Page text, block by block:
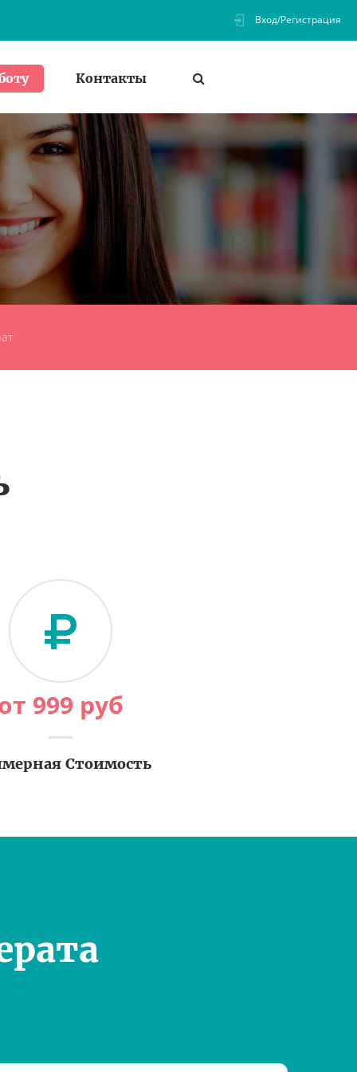
Вход/Регистрация
Контакты
999 руб
Стоимость